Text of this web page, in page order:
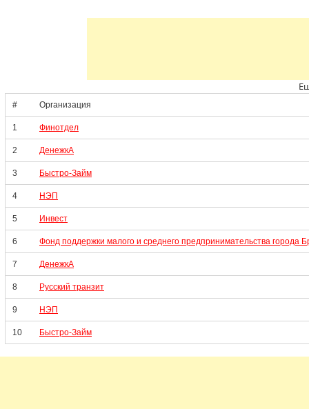
# Организация
1 Финотдел
2 ДенежкА
3 Быстро-Займ
4 НЭП
5 Инвест
6 Фонд поддержки малого и среднего предпринимательства города
7 ДенежкА
8 Русский транзит
9 НЭП
10 Быстро-Займ